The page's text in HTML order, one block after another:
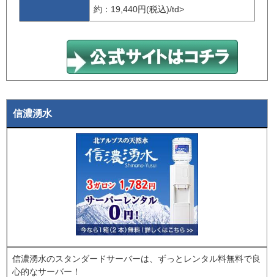
約：19,440円(税込)/td>
信濃湧水
信濃湧水のスタンダードサーバーは、ずっとレンタル料無料で良
心的なサーバー！